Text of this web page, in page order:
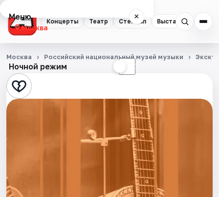
Концерты Театр Стендап Выставки
Меню ×
Москва
Концерты
Театр
Стендап
Спорт
Ночной режим ☾
Москва Российский национальный музей музыки